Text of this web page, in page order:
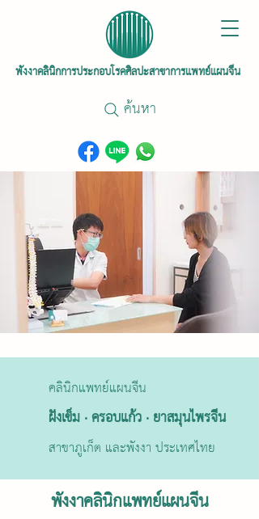
พังงาคลินิกการประกอบโรคศิลปะสาขาการแพทย์แผนจีน
ค้นหา
คลินิกแพทย์แผนจีน
ฝังเข็ม · ครอบแก้ว · ยาสมุนไพรจีน
สาขาภูเก็ต และพังงา ประเทศไทย
พังงาคลินิกแพทย์แผนจีน